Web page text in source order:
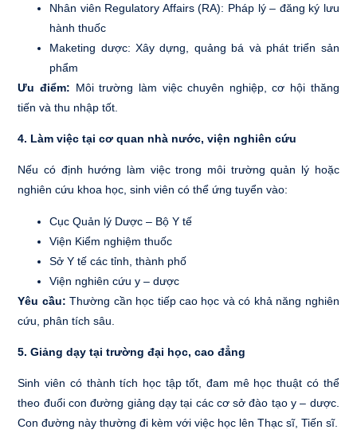
Nhân viên Regulatory Affairs (RA): Pháp lý – đăng ký lưu
hành thuốc
Maketing dược: Xây dựng, quảng bá và phát triển sản
phẩm
Ưu điểm: Môi trường làm việc chuyên nghiệp, cơ hội thăng
tiến và thu nhập tốt.
4. Làm việc tại cơ quan nhà nước, viện nghiên cứu
Nếu có định hướng làm việc trong môi trường quản lý hoặc
nghiên cứu khoa học, sinh viên có thể ứng tuyển vào:
Cục Quản lý Dược – Bộ Y tế
Viện Kiểm nghiệm thuốc
Sở Y tế các tỉnh, thành phố
Viện nghiên cứu y – dược
Yêu cầu: Thường cần học tiếp cao học và có khả năng nghiên
cứu, phân tích sâu.
5. Giảng dạy tại trường đại học, cao đẳng
Sinh viên có thành tích học tập tốt, đam mê học thuật có thể
theo đuổi con đường giảng dạy tại các cơ sở đào tạo y – dược.
Con đường này thường đi kèm với việc học lên Thạc sĩ, Tiến sĩ.